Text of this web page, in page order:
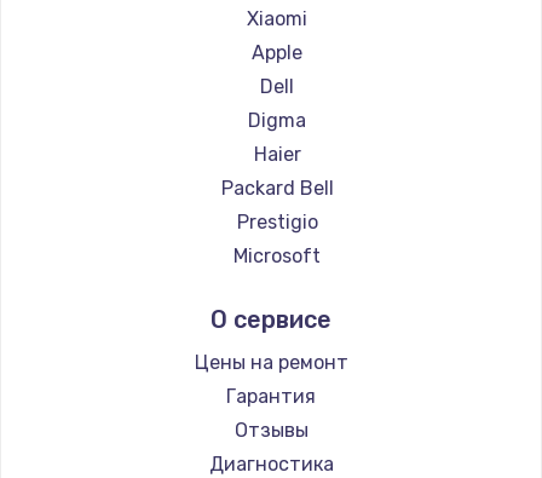
Ремонт ноутбуков Irbis
Ремонт ноутбуков Thunderobot
Ремонт ноутбуков Hasee
Ремонт ноутбуков ZTE
Ремонт ноутбуков Hiper
Ремонт ноутбуков Evga
Ремонт ноутбуков Google
Ремонт ноутбуков Echips
Ремонт ноутбуков Predator
Ремонт ноутбуков iru
Ремонт ноутбуков Machenike
Ремонт ноутбуков DEXP
Ремонт ноутбуков Teclast
Xiaomi
Apple
Dell
Digma
Haier
Packard Bell
Prestigio
Microsoft
Aquarius
Gigabyte
Aorus
Maibenben
Getac
О сервисе
Цены на ремонт
Гарантия
Отзывы
Диагностика